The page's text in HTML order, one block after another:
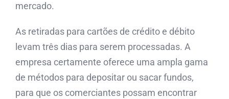
mercado.
As retiradas para cartões de crédito e débito
levam três dias para serem processadas. A
empresa certamente oferece uma ampla gama
de métodos para depositar ou sacar fundos,
para que os comerciantes possam encontrar